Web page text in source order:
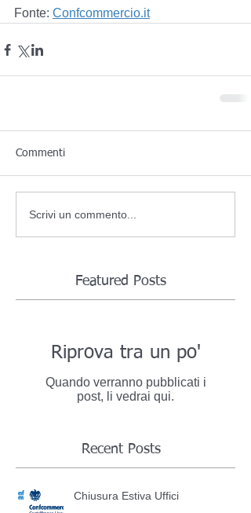
Fonte: Confcommercio.it
Commenti
Scrivi un commento...
Featured Posts
Riprova tra un po'
Quando verranno pubblicati i
post, li vedrai qui.
Recent Posts
Chiusura Estiva Uffici